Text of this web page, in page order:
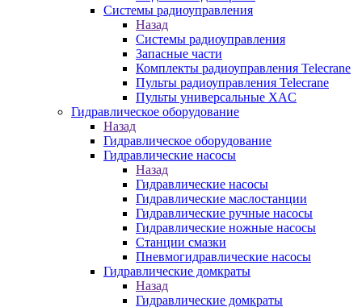
Системы радиоуправления
Назад
Системы радиоуправления
Запасные части
Комплекты радиоуправления Telecrane
Пульты радиоуправления Telecrane
Пульты универсальные XAC
Гидравлическое оборудование
Назад
Гидравлическое оборудование
Гидравлические насосы
Назад
Гидравлические насосы
Гидравлические маслостанции
Гидравлические ручные насосы
Гидравлические ножные насосы
Станции смазки
Пневмогидравлические насосы
Гидравлические домкраты
Назад
Гидравлические домкраты